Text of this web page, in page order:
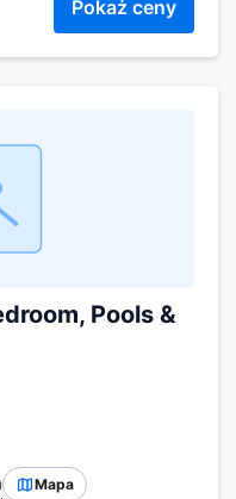
Pokaż ceny
Pools &
Mapa